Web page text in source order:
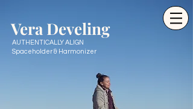
Vera Develing
AUTHENTICALLY ALIGN
Spaceholder & Harmonizer